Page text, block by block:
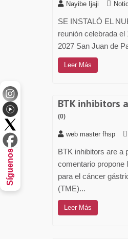
Nayibe Ijaji
SE INSTALÓ EL
reunión celebrada
2027 San Juan de
Leer Más
BTK inhibitors
(0)
web master fhsp
BTK inhibitors are a
comentario propone
para el cáncer
(TME)...
Leer Más
Síguenos